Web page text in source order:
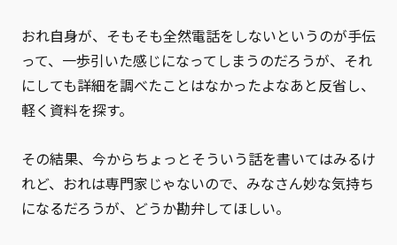
おれ自身が、そもそも全然電話をしないというのが手伝
って、一歩引いた感じになってしまうのだろうが、それ
にしても詳細を調べたことはなかったよなあと反省し、
軽く資料を探す。
その結果、今からちょっとそういう話を書いてはみるけ
れど、おれは専門家じゃないので、みなさん妙な気持ち
になるだろうが、どうか勘弁してほしい。